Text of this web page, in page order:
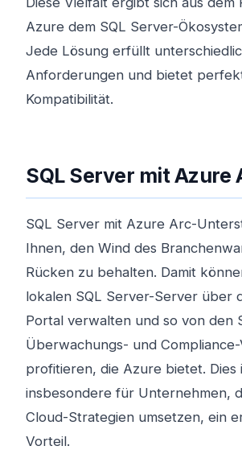
Azure dem SQL Server-
Jede Lösung erfüllt
Anforderungen und bietet
Kompatibilität.
SQL Server mit Azure
SQL Server mit Azure Arc-
Ihnen, den Wind des
Rücken zu behalten. Damit
lokalen SQL Server-Server über
Portal verwalten und so von den
Überwachungs- und
profitieren, die Azure bietet. Dies
insbesondere für Unternehmen,
Cloud-Strategien umsetzen, ein
Vorteil.